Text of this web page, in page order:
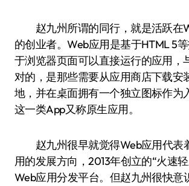
赵九州所谓的同行，就是活跃在
的创业者。Web应用是基于HTML 5
于浏览器页面可以直接运行的应用，
对的，是那些需要从应用商店下载安
地，并在桌面拥有一个独立图标作为
这一类App又称原生应用。
赵九州很早就觉得Web应用代表
用的发展方向，2013年创立的“火速
Web应用分发平台。但赵九州很快意